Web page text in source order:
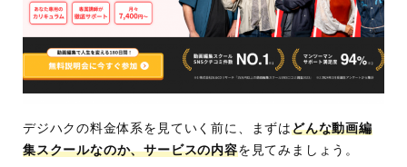
デジハクの料金体系を見ていく前に、まずはどんな動画編
集スクールなのか、サービスの内容を見てみましょう。